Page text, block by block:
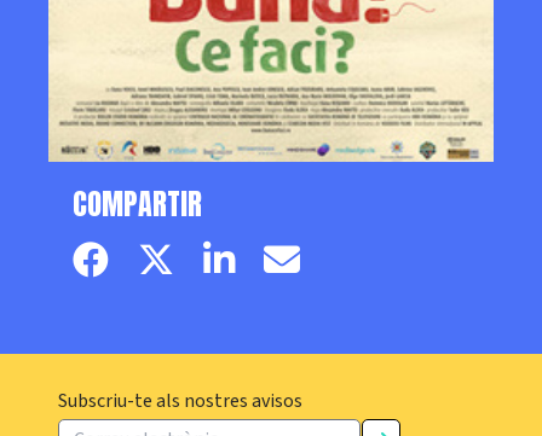
COMPARTIR
Facebook pageTwitter page
LinkedinEmail
Subscriu-te als nostres avisos